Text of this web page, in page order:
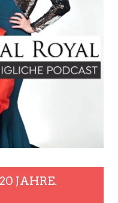
JAHRE.